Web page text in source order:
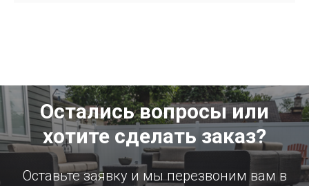
Остались вопросы или
хотите сделать заказ?
Оставьте заявку и мы перезвоним вам в